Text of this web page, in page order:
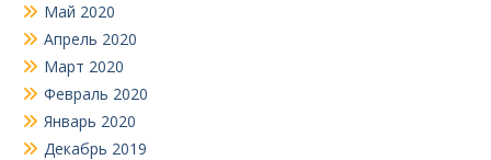
Май 2020
Апрель 2020
Март 2020
Февраль 2020
Январь 2020
Декабрь 2019